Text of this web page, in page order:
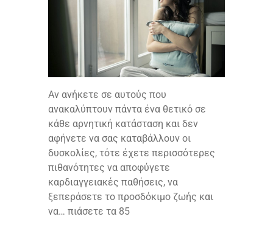
Αν ανήκετε σε αυτούς που
ανακαλύπτουν πάντα ένα θετικό σε
κάθε αρνητική κατάσταση και δεν
αφήνετε να σας καταβάλλουν οι
δυσκολίες, τότε έχετε περισσότερες
πιθανότητες να αποφύγετε
καρδιαγγειακές παθήσεις, να
ξεπεράσετε το προσδόκιμο ζωής και
να… πιάσετε τα 85